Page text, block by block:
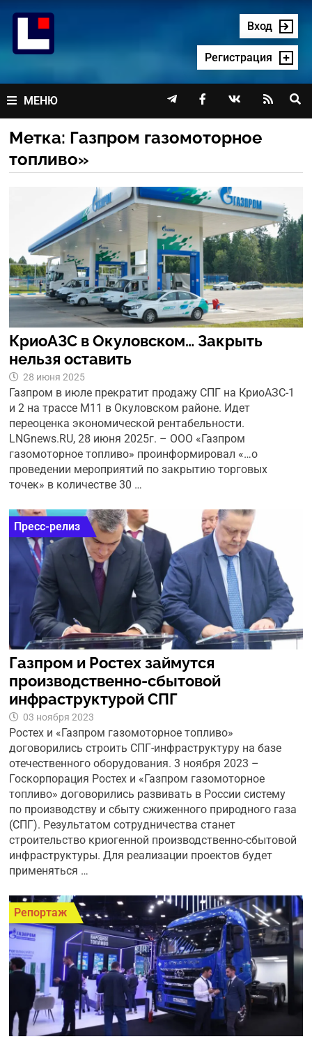
содержимому
Вход
Регистрация
МЕНЮ    
Метка: Газпром газомоторное
топливо»
КриоАЗС в Окуловском… Закрыть
нельзя оставить
28 июня 2025
Газпром в июле прекратит продажу СПГ на КриоАЗС-1
и 2 на трассе М11 в Окуловском районе. Идет
переоценка экономической рентабельности.
LNGnews.RU, 28 июня 2025г. – ООО «Газпром
газомоторное топливо» проинформировал «…о
проведении мероприятий по закрытию торговых
точек» в количестве 30 …
Пресс-релиз
Газпром и Ростех займутся
производственно-сбытовой
инфраструктурой СПГ
03 ноября 2023
Ростех и «Газпром газомоторное топливо»
договорились строить СПГ-инфраструктуру на базе
отечественного оборудования. 3 ноября 2023 –
Госкорпорация Ростех и «Газпром газомоторное
топливо» договорились развивать в России систему
по производству и сбыту сжиженного природного газа
(СПГ). Результатом сотрудничества станет
строительство криогенной производственно-сбытовой
инфраструктуры. Для реализации проектов будет
применяться …
Репортаж